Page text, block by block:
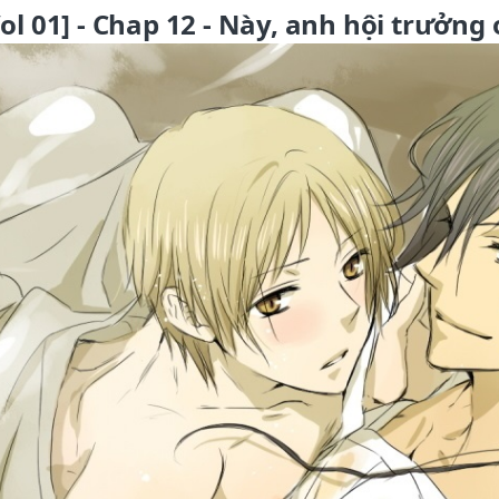
01] - Chap 12 - Này, anh hội trưởng